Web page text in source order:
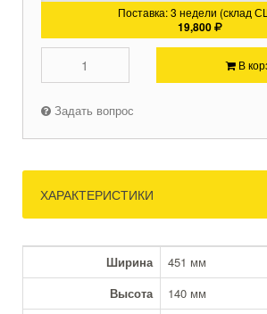
Поставка: 3 недели (склад
19,800
В
Задать вопрос
ХАРАКТЕРИСТИКИ
Ширина
451 мм
Высота
140 мм